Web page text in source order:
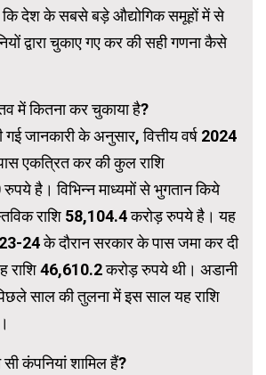
कि देश के सबसे बड़े औद्योगिक समूहों में से
द्वारा चुकाए गए कर की सही गणना कैसे
में कितना कर चुकाया है?
गई जानकारी के अनुसार, वित्तीय वर्ष 2024
एकत्रित कर की कुल राशि
है। विभिन्न माध्यमों से भुगतान किये
राशि 58,104.4 करोड़ रुपये है। यह
24 के दौरान सरकार के पास जमा कर दी
राशि 46,610.2 करोड़ रुपये थी। अडानी
साल की तुलना में इस साल यह राशि
कंपनियां शामिल हैं?